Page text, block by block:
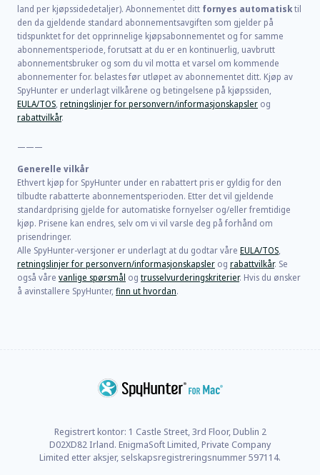
land per kjøpssidedetaljer). Abonnementet ditt fornyes automatisktil
den da gjeldende standard abonnementsavgiften som gjelder på
tidspunktet for det opprinnelige kjøpsabonnementet og for samme
abonnementsperiode, forutsatt at du er en kontinuerlig, uavbrutt
abonnementsbruker og som du vil motta et varsel om kommende
abonnementer for. belastes før utløpet av abonnementet ditt. Kjøp av
SpyHunter er underlagt vilkårene og betingelsene på kjøpssiden,
EULA/TOS, retningslinjer for personvern/informasjonskapsler og
rabattvilkår.
———
Generelle vilkår
Ethvert kjøp for SpyHunter under en rabattert pris er gyldig for den
tilbudte rabatterte abonnementsperioden. Etter det vil gjeldende
standardprising gjelde for automatiske fornyelser og/eller fremtidige
kjøp. Prisene kan endres, selv om vi vil varsle deg på forhånd om
prisendringer.
Alle SpyHunter-versjoner er underlagt at du godtar våre EULA/TOS,
retningslinjer for personvern/informasjonskapsler og rabattvilkår. Se
også våre vanlige spørsmål og trusselvurderingskriterier. Hvis du ønsker
å avinstallere SpyHunter, finn ut hvordan.
Registrert kontor: 1 Castle Street, 3rd Floor, Dublin 2
D02XD82 Irland. EnigmaSoft Limited, Private Company
Limited etter aksjer, selskapsregistreringsnummer 597114.